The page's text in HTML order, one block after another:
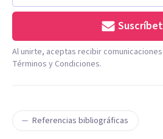
Al unirte, aceptas recibir
Términos y Condiciones.
Referencias bibliográficas